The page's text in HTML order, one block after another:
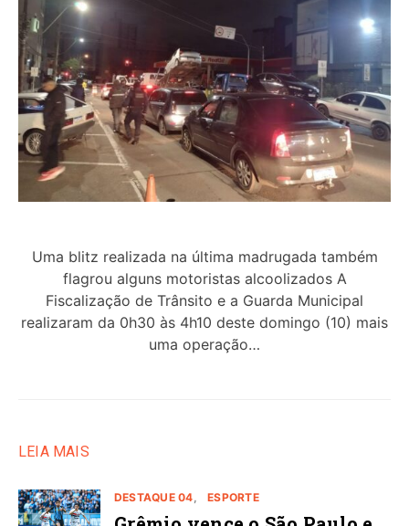
Uma blitz realizada na última madrugada também
flagrou alguns motoristas alcoolizados A
Fiscalização de Trânsito e a Guarda Municipal
realizaram da 0h30 às 4h10 deste domingo (10) mais
uma operação…
LEIA MAIS
DESTAQUE 04 ESPORTE